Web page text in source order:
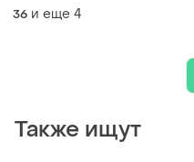
36 и еще 4
Также ищут